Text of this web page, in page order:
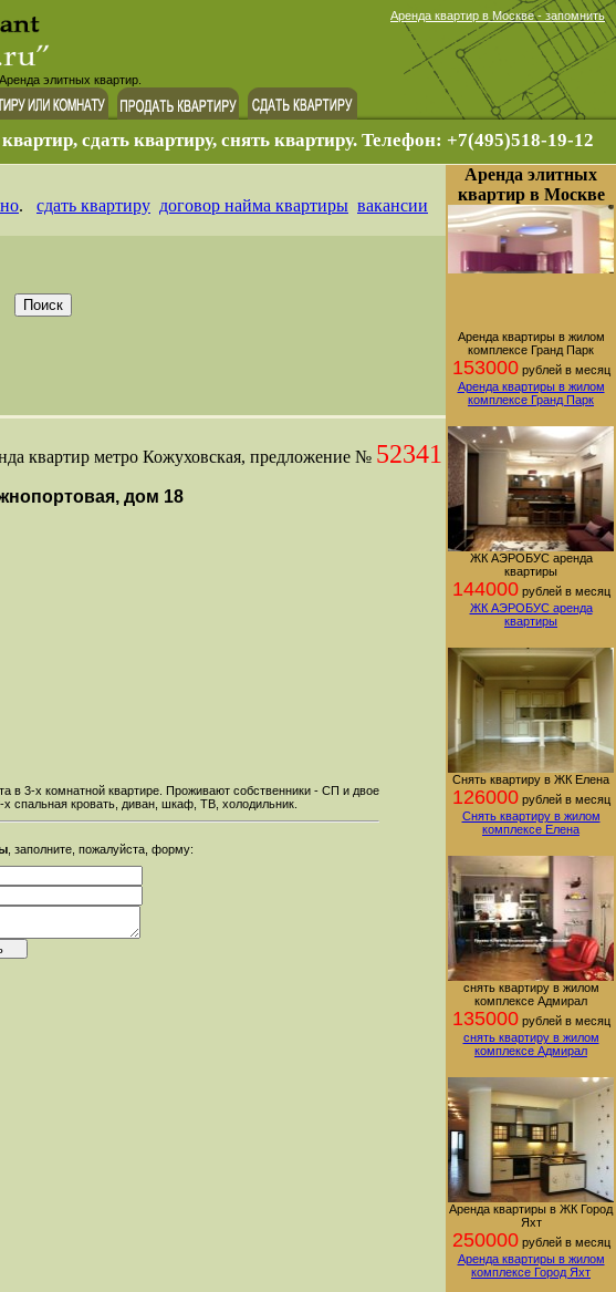
Аренда квартир в Москве - запомнить
элитных квартир.
сдать квартиру, снять квартиру. Телефон: +7(495)518-19-12
. сдать квартиру договор найма квартиры вакансии
квартир метро Кожуховская, предложение № 52341
дом 18
в 3-х комнатной квартире. Проживают собственники - СП и двое
спальная кровать, диван, шкаф, ТВ, холодильник.
, заполните, пожалуйста, форму:
Аренда элитных
квартир в Москве
Аренда квартиры в жилом
комплексе Гранд Парк
153000рублей в месяц
Аренда квартиры в жилом
комплексе Гранд Парк
ЖК АЭРОБУС аренда
квартиры
144000рублей в месяц
ЖК АЭРОБУС аренда
квартиры
Снять квартиру в ЖК Елена
126000рублей в месяц
Снять квартиру в жилом
комплексе Елена
снять квартиру в жилом
комплексе Адмирал
135000рублей в месяц
снять квартиру в жилом
комплексе Адмирал
Аренда квартиры в ЖК Город
Яхт
250000рублей в месяц
Аренда квартиры в жилом
комплексе Город Яхт